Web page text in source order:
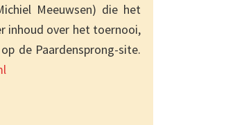
Meeuwsen) die het
inhoud over het toernooi,
de Paardensprong-site.